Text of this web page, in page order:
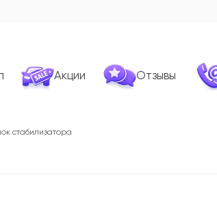
Акции Отзывы
стабилизатора